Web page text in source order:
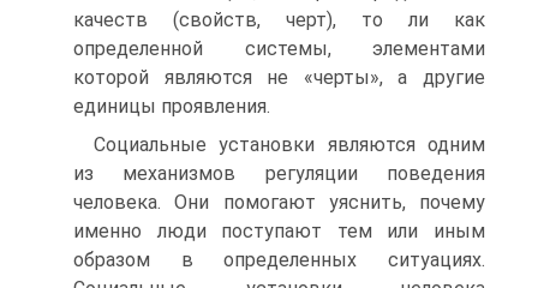
качеств (свойств, черт), то ли как
определенной системы, элементами
которой являются не «черты», а другие
единицы проявления.
Социальные установки являются одним
из механизмов регуляции поведения
человека. Они помогают уяснить, почему
именно люди поступают тем или иным
образом в определенных ситуациях.